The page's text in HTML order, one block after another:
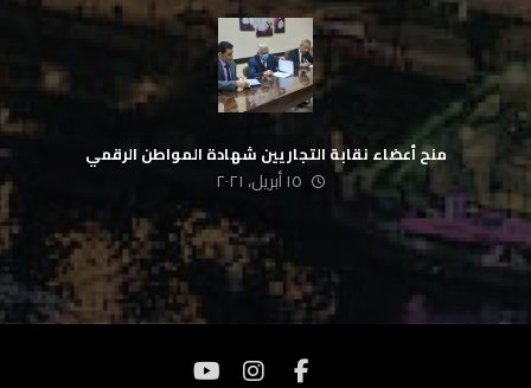
منح أعضاء نقابة التجاريين شهادة المواطن الرقمي
١٥ أبريل، ٢٠٢١